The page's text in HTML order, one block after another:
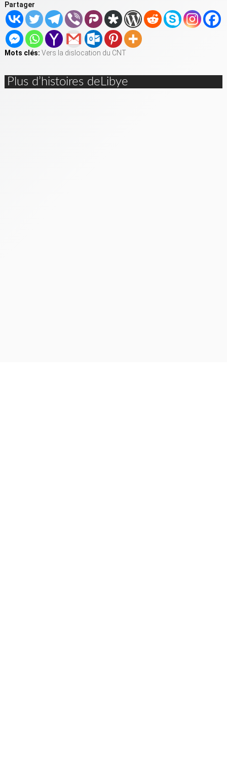
Partager
Mots clés: Vers la dislocation du CNT
Plus d’histoires deLibye